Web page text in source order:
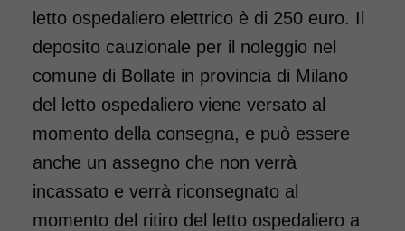
letto ospedaliero elettrico è di 250 euro. Il
deposito cauzionale per il noleggio nel
comune di Bollate in provincia di Milano
del letto ospedaliero viene versato al
momento della consegna, e può essere
anche un assegno che non verrà
incassato e verrà riconsegnato al
momento del ritiro del letto ospedaliero a